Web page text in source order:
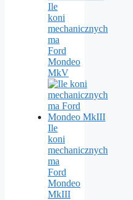
Ile
koni
mechanicznych
ma
Ford
Mondeo
MkV
Ile
koni
mechanicznych
ma
Ford
Mondeo
MkIII